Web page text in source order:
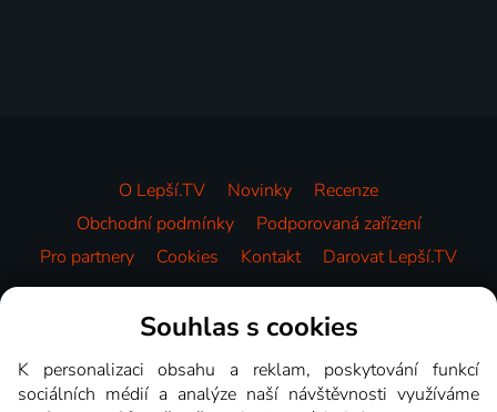
O Lepší.TV Novinky
Recenze
Obchodní podmínky
Podporovaná zařízení
Pro partnery
Cookies Kontakt Darovat Lepší.TV
Videotéka
Souhlas s cookies
K personalizaci obsahu a reklam, poskytování funkcí
sociálních médií a analýze naší návštěvnosti využíváme